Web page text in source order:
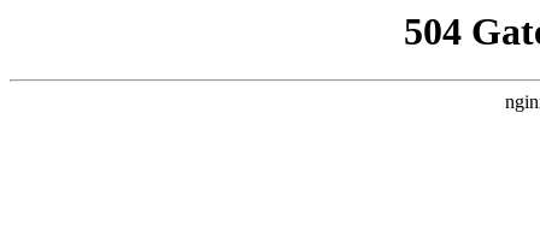
504